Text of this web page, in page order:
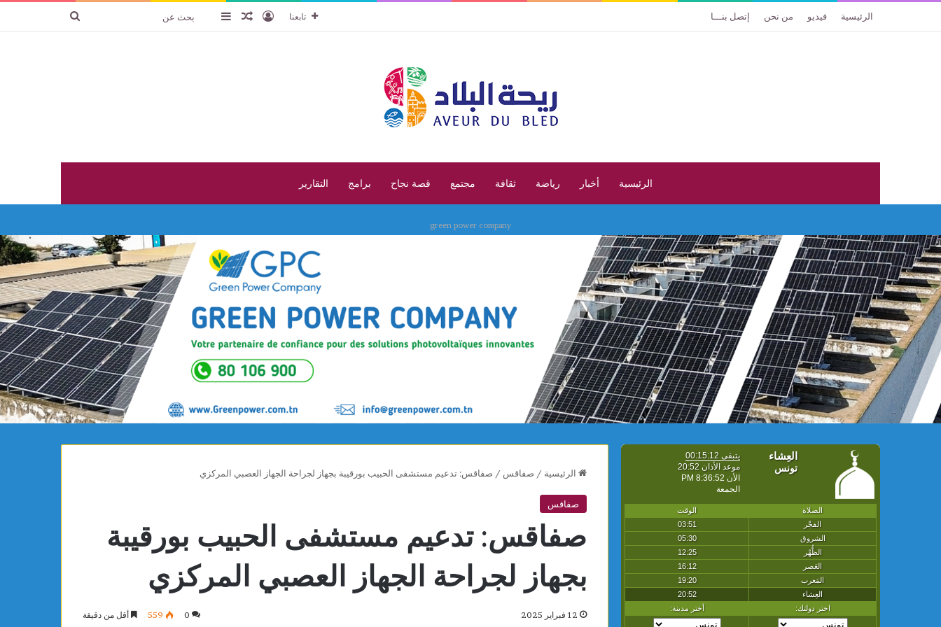
الرئيسية فيديو من نحن إتصل بنـــا تابعنا تسجيل الدخول
عنصر عشوائي
إضافة عمود جانبي
بحث
الرئيسية أخبار رياضة ثقافة مجتمع قصة نجاح برامج التقارير
green power company
الرئيسية / صفاقس / صفاقس: تدعيم مستشفى الحبيب بورقيبة بجهاز لجراحة الجهاز العصبي المركزي
صفاقس
صفاقس: تدعيم مستشفى الحبيب بورقيبة
بجهاز لجراحة الجهاز العصبي المركزي
12 فبراير 2025 0
559 أقل من دقيقة